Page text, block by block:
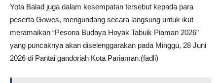
Yota Balad juga dalam kesempatan tersebut kepada para
peserta Gowes, mengundang secara langsung untuk ikut
meramaikan “Pesona Budaya Hoyak Tabuik Piaman 2026”
yang puncaknya akan diselenggarakan pada Minggu, 28 Juni
2026 di Pantai gandoriah Kota Pariaman.(fadli)